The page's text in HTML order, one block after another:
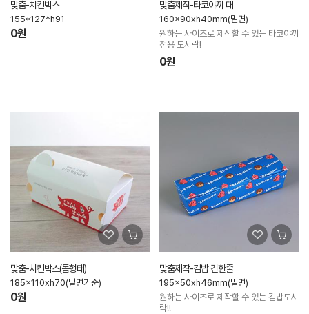
맞춤-치킨박스
155*127*h91
0원
맞춤제작-타코야끼 대
160x90xh40mm(밑면)
원하는 사이즈로 제작할 수 있는 타코야끼
전용 도시락!
0원
맞춤-치킨박스(돔형태)
185x110xh70(밑면기준)
0원
맞춤제작-김밥 긴한줄
195x50xh46mm(밑면)
원하는 사이즈로 제작할 수 있는 김밥도시
락!!